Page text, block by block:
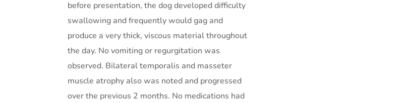
before presentation, the dog developed difficulty
swallowing and frequently would gag and
produce a very thick, viscous material throughout
the day. No vomiting or regurgitation was
observed. Bilateral temporalis and masseter
muscle atrophy also was noted and progressed
over the previous 2 months. No medications had